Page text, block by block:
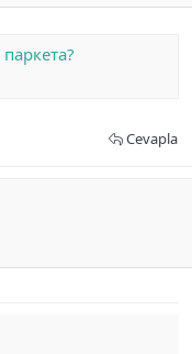
Cevapla